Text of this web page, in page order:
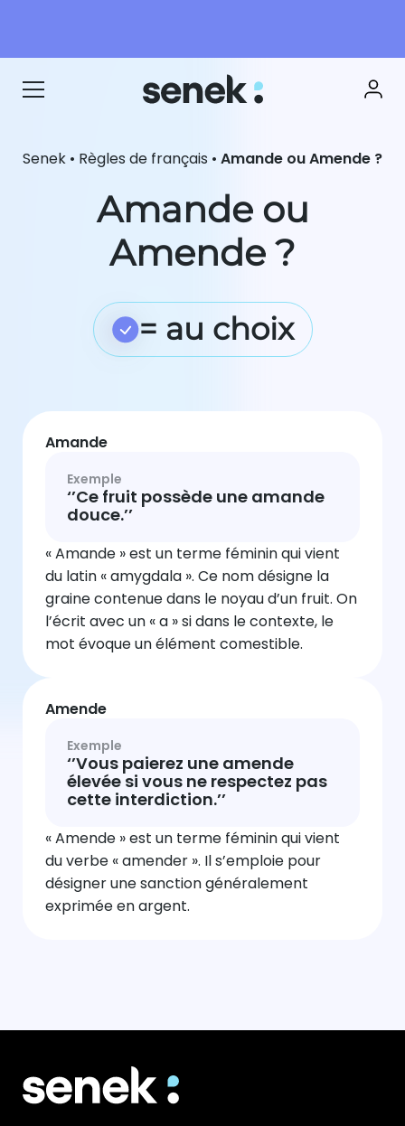
Senek • Règles de français • Amande ou Amende ?
Amande ou
Amende ?
= au choix
Amande
Exemple
‘’Ce fruit possède une amande
douce.’’
« Amande » est un terme féminin qui vient
du latin « amygdala ». Ce nom désigne la
graine contenue dans le noyau d’un fruit. On
l’écrit avec un « a » si dans le contexte, le
mot évoque un élément comestible.
Amende
Exemple
‘’Vous paierez une amende
élevée si vous ne respectez pas
cette interdiction.’’
« Amende » est un terme féminin qui vient
du verbe « amender ». Il s’emploie pour
désigner une sanction généralement
exprimée en argent.